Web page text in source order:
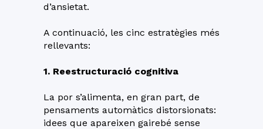
d’ansietat.
A continuació, les cinc estratègies més
rellevants:
1. Reestructuració cognitiva
La por s’alimenta, en gran part, de
pensaments automàtics distorsionats:
idees que apareixen gairebé sense